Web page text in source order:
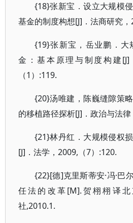
{18}张新宝．设立大规模
基金的制度构想[J]．法商研究
{19}张新宝，岳业鹏．大
金：基本原理与制度构建[J]
（1）:119.
{20}汤唯建，陈巍缝隙策
的移植路径探析[J]．政治与法
{21}林丹红．大规模侵权
[J]．法学，2009,（7）:120.
{22}[德]克里斯蒂安·冯·巴
任法的改革[M].贺栩栩译
社,2010.1.